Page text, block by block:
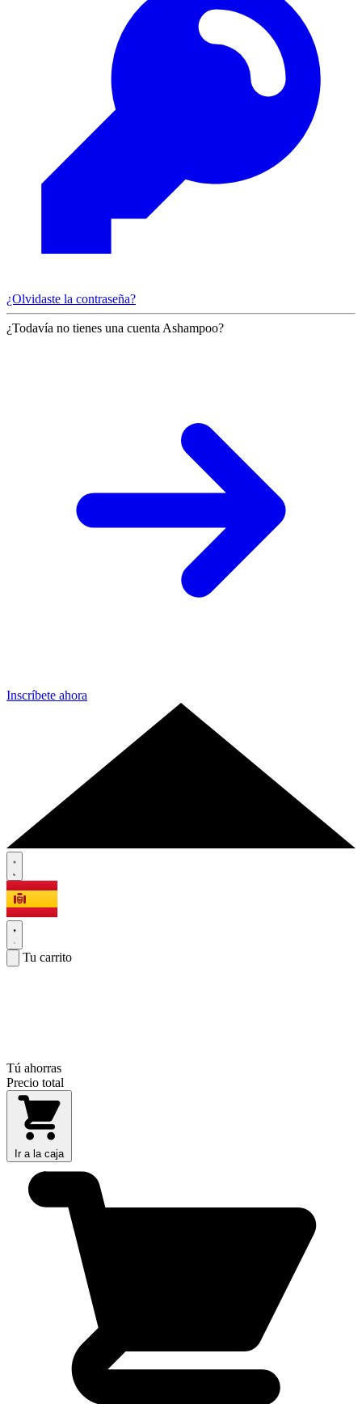
¿Olvidaste la contraseña?
¿Todavía no tienes una cuenta Ashampoo?
Inscríbete ahora
Tu carrito
Tú ahorras
Precio total
Ir a la caja